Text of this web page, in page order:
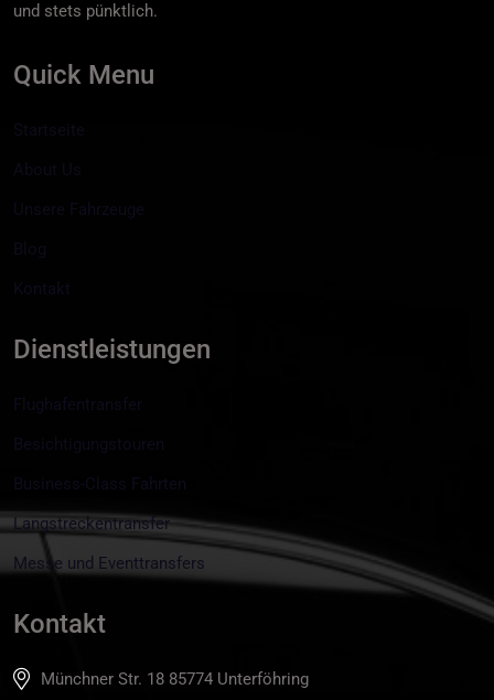
und stets pünktlich.
Quick Menu
Startseite
About Us
Unsere Fahrzeuge
Blog
Kontakt
Dienstleistungen
Flughafentransfer
Besichtigungstouren
Business-Class Fahrten
Langstreckentransfer
Messe und Eventtransfers
Kontakt
Münchner Str. 18 85774 Unterföhring